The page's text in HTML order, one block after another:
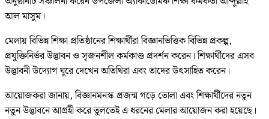
আল মাসুম।
মেলায় বিভিন্ন শিক্ষা প্রতিষ্ঠানের শিক্ষার্থীরা বিজ্ঞানভিত্তিক বিভিন্ন প্রকল্প,
প্রযুক্তিনির্ভর উদ্ভাবন ও সৃজনশীল কর্মকাণ্ড প্রদর্শন করেন। শিক্ষার্থীদের এসব
উদ্ভাবনী উদ্যোগ ঘুরে দেখেন অতিথিরা এবং তাদের উৎসাহিত করেন।
আয়োজকরা জানায়, বিজ্ঞানমনস্ক প্রজন্ম গড়ে তোলা এবং শিক্ষার্থীদের নতুন
নতুন উদ্ভাবনে আগ্রহী করে তুলতেই এ ধরনের মেলার আয়োজন করা হয়েছে।